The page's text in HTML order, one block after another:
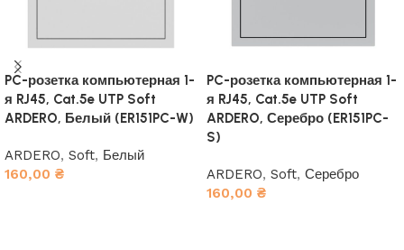
PC-розетка компьютерная 1-
я RJ45, Cat.5e UTP Soft
ARDERO, Белый (ER151PC-W)
ARDERO, Soft, Белый
160,00 ₴
PC-розетка компьютерная 1-
я RJ45, Cat.5e UTP Soft
ARDERO, Серебро (ER151PC-
S)
ARDERO, Soft, Серебро
160,00 ₴